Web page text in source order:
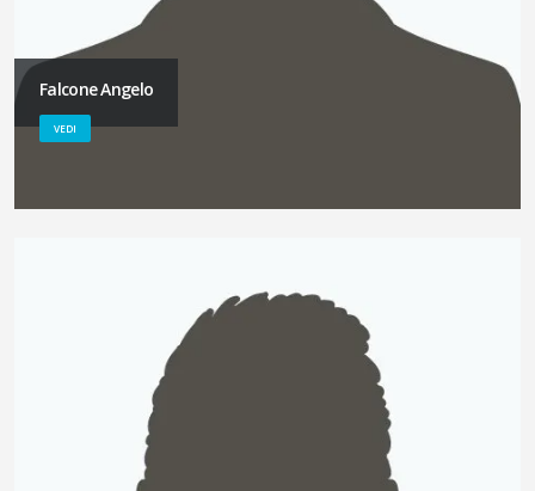
Falcone Angelo
VEDI